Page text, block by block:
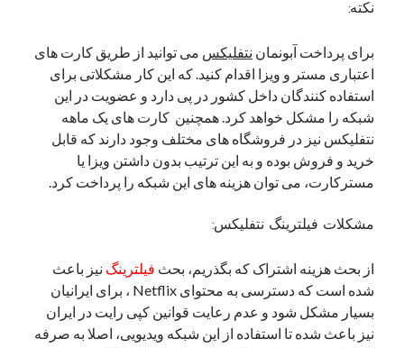
نکته:
برای پرداخت آبونمان نتفلیکس می توانید از طریق کارت های
اعتباری مستر و ویزا اقدام کنید. که این کار مشکلاتی برای
استفاده کنندگان داخل کشور در پی دارد و عضویت در این
شبکه را مشکل خواهد کرد. همچنین کارت های یک ماهه
نتفلیکس نیز در فروشگاه های مختلف وجود دارند که قابل
خرید و فروش بوده و به این ترتیب بدون داشتن ویزا یا
مسترکارت، می توان هزینه های این شبکه را پرداخت کرد.
مشکلات فیلترینگ نتفلیکس:
از بحث هزینه اشتراک که بگذریم، بحث فیلترینگ نیز باعث
شده است که دسترسی به محتوای Netflix ، برای ایرانیان
بسیار مشکل شود و عدم رعایت قوانین کپی رایت در ایران
نیز باعث شده تا استفاده از این شبکه ویدیویی، اصلا به صرفه